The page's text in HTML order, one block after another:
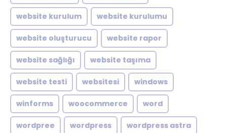
website kurulum website kurulumu
website oluşturucu website rapor
website sağlığı website taşıma
website testi websitesi windows
winforms woocommerce word
wordpree wordpress wordpress astra